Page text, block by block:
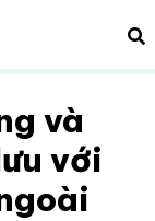
và
với